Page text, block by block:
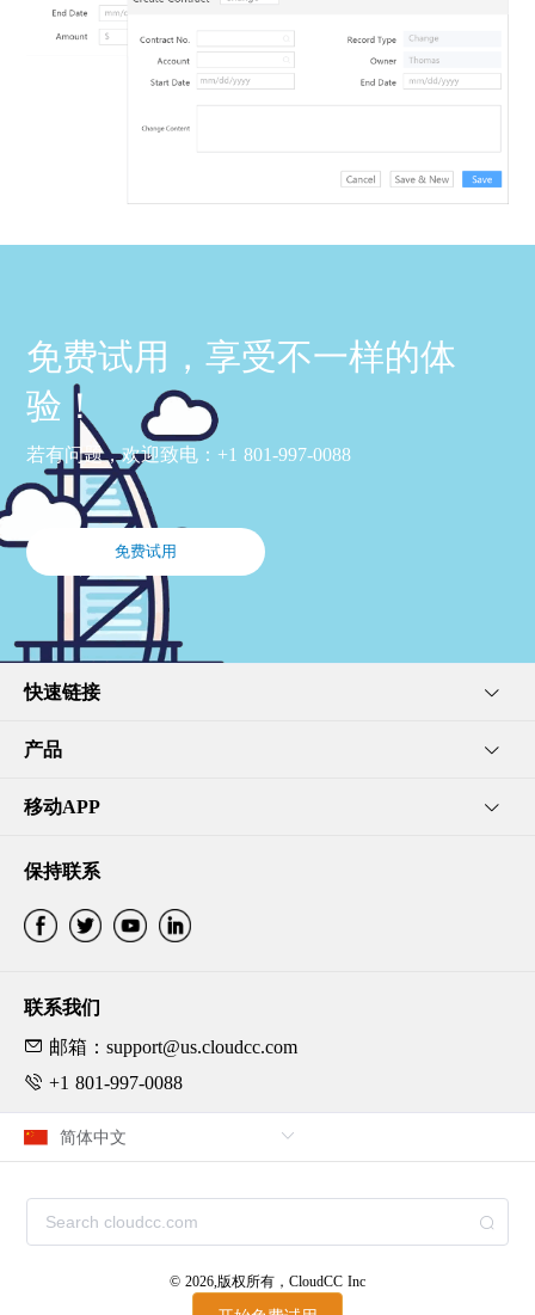
免费试用，享受不一样的体
验！
若有问题，欢迎致电：+1 801-997-0088
免费试用
快速链接
产品
移动APP
保持联系
联系我们
邮箱：support@us.cloudcc.com
+1 801-997-0088
© 2026,版权所有，CloudCC Inc